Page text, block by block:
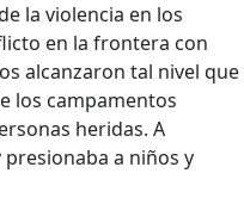
la violencia en los
en la frontera con
alcanzaron tal nivel que
los campamentos
heridas. A
a niños y